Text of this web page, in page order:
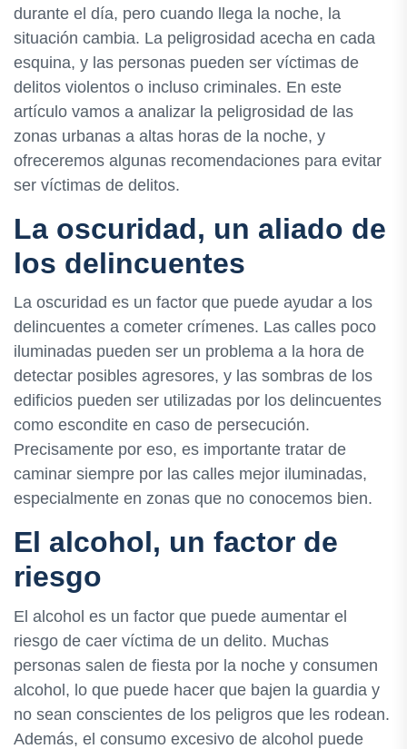
durante el día, pero cuando llega la noche, la
situación cambia. La peligrosidad acecha en cada
esquina, y las personas pueden ser víctimas de
delitos violentos o incluso criminales. En este
artículo vamos a analizar la peligrosidad de las
zonas urbanas a altas horas de la noche, y
ofreceremos algunas recomendaciones para evitar
ser víctimas de delitos.
La oscuridad, un aliado de
los delincuentes
La oscuridad es un factor que puede ayudar a los
delincuentes a cometer crímenes. Las calles poco
iluminadas pueden ser un problema a la hora de
detectar posibles agresores, y las sombras de los
edificios pueden ser utilizadas por los delincuentes
como escondite en caso de persecución.
Precisamente por eso, es importante tratar de
caminar siempre por las calles mejor iluminadas,
especialmente en zonas que no conocemos bien.
El alcohol, un factor de
riesgo
El alcohol es un factor que puede aumentar el
riesgo de caer víctima de un delito. Muchas
personas salen de fiesta por la noche y consumen
alcohol, lo que puede hacer que bajen la guardia y
no sean conscientes de los peligros que les rodean.
Además, el consumo excesivo de alcohol puede